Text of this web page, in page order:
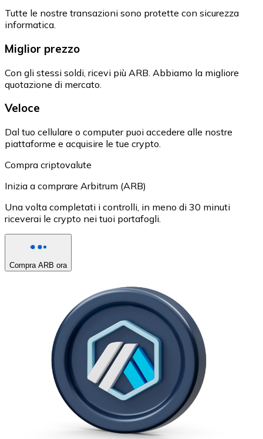
Tutte le nostre transazioni sono protette con sicurezza
informatica.
Miglior prezzo
Con gli stessi soldi, ricevi più ARB. Abbiamo la migliore
quotazione di mercato.
Veloce
Dal tuo cellulare o computer puoi accedere alle nostre
piattaforme e acquisire le tue crypto.
Compra criptovalute
Inizia a comprare Arbitrum (ARB)
Una volta completati i controlli, in meno di 30 minuti
riceverai le crypto nei tuoi portafogli.
Compra ARB ora